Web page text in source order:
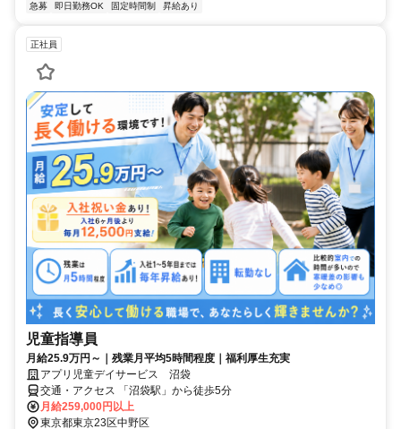
急募 即日勤務OK 固定時間制 昇給あり
正社員
児童指導員
月給25.9万円～｜残業月平均5時間程度｜福利厚生充実
アプリ児童デイサービス 沼袋
交通・アクセス 「沼袋駅」から徒歩5分
月給259,000円以上
東京都東京23区中野区